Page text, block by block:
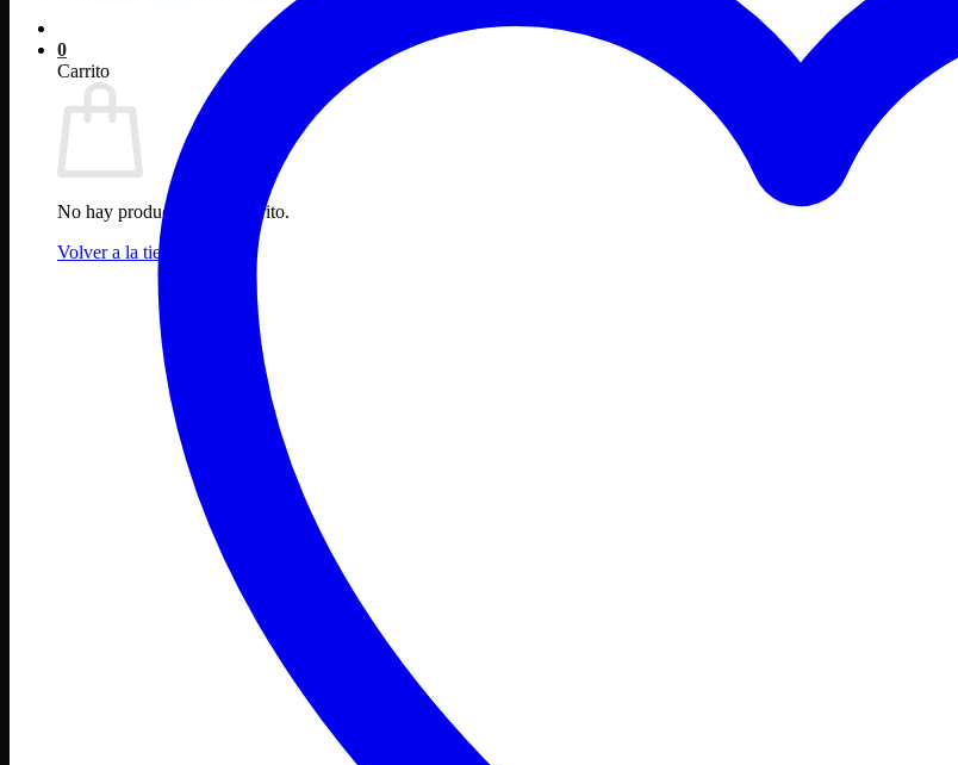
0
Carrito
No hay productos en el carrito.
Volver a la tienda